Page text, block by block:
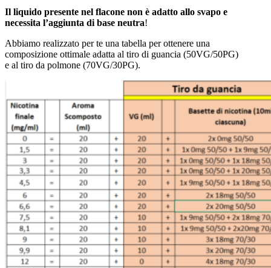
Il liquido presente nel flacone non è adatto allo svapo e
necessita l’aggiunta di base neutra!
Abbiamo realizzato per te una tabella per ottenere una
composizione ottimale adatta al tiro di guancia (50VG/50PG)
e al tiro da polmone (70VG/30PG).